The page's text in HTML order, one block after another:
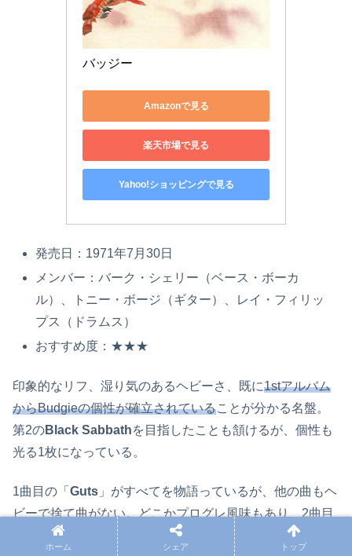
バッジー
Amazonで見る
楽天市場で見る
Yahoo!ショッピングで見る
発売日：1971年7月30日
メンバー：バーク・シェリー（ベース・ボーカ
ル）、トニー・ボージ（ギター）、レイ・フィリッ
プス（ドラムス）
おすすめ度：★★★
印象的なリフ、湿り気のあるヘビーさ、既に1stアルバム
からBudgieの個性が確立されていることが分かる名盤。
第2のBlack Sabbathを目指したことも頷けるが、個性も
光る1枚になっている。
1曲目の「 Guts 」がすべてを物語っているが、他の曲もヘ
ビーで捨て曲がない。どこかプログレ風味もあり、2曲目
Everything in My Heart」の幻想的なサウンドも素晴
ホーム シェア トップ